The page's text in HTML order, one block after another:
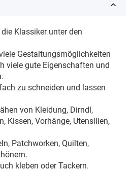
Klassiker unter den
Gestaltungsmöglichkeiten
viele gute Eigenschaften und
zu schneiden und lassen
von Kleidung, Dirndl,
Kissen, Vorhänge, Utensilien,
Patchworken, Quilten,
kleben oder Tackern.